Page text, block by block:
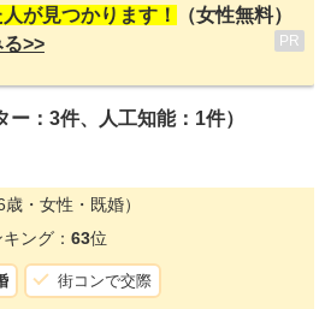
が見つかります！
（女性無料）
>>
PR
ー：3件、人工知能：1件）
歳・女性・既婚）
ング： 63位
街コンで交際